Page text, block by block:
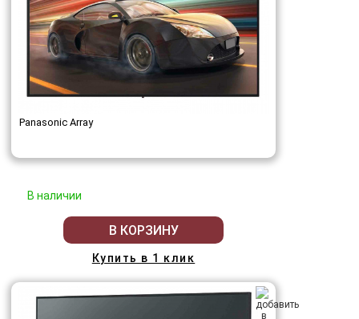
Panasonic Array
В наличии
В КОРЗИНУ
Купить в 1 клик